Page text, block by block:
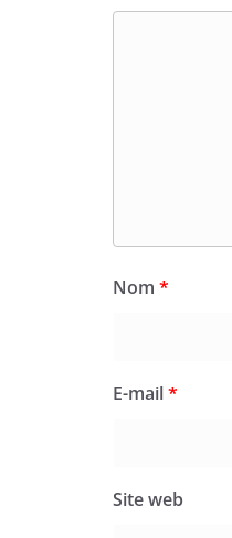
Nom *
E-mail*
Site web